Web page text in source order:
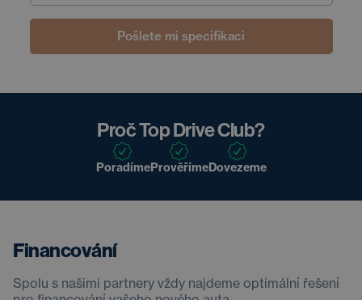
Pošlete mi specifikaci
Proč Top Drive Club?
PoradímePrověřímeDovezeme
Financování
Spolu s našimi partnery vždy najdeme optimální řešení